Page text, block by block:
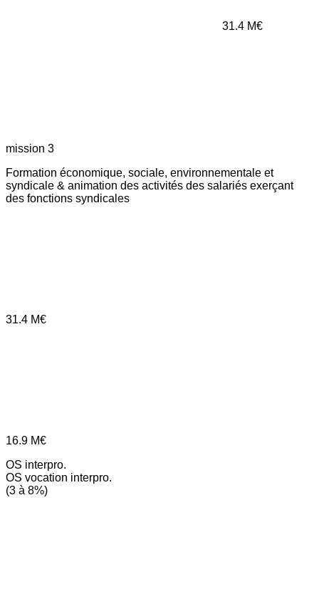
31.4 M€
mission 3
Formation économique, sociale, environnementale et
syndicale & animation des activités des salariés exerçant
des fonctions syndicales
31.4 M€
16.9 M€
OS interpro.
OS vocation interpro.
(3 à 8%)